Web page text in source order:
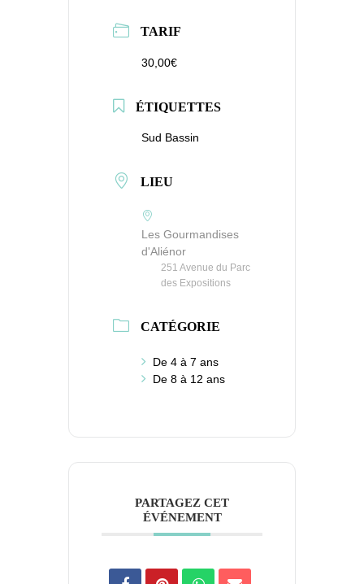
TARIF
30,00€
ÉTIQUETTES
Sud Bassin
LIEU
Les Gourmandises
d'Aliénor
251 Avenue du Parc
des Expositions
CATÉGORIE
De 4 à 7 ans
De 8 à 12 ans
PARTAGEZ CET
ÉVÉNEMENT